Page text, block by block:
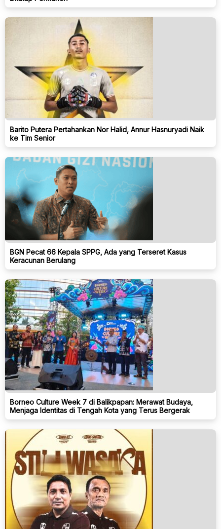
Barito Putera Pertahankan Nor Halid, Annur Hasnuryadi Naik
ke Tim Senior
BGN Pecat 66 Kepala SPPG, Ada yang Terseret Kasus
Keracunan Berulang
Borneo Culture Week 7 di Balikpapan: Merawat Budaya,
Menjaga Identitas di Tengah Kota yang Terus Bergerak